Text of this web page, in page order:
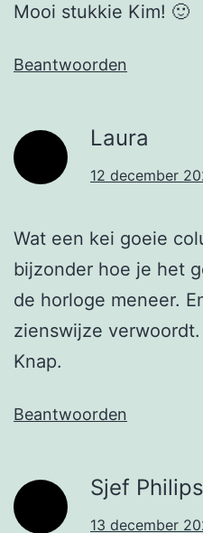
Mooi stukkie Kim! 🙂
Beantwoorden
Laura
12 december
Wat een kei goeie
bijzonder hoe je het
de horloge meneer.
zienswijze verwoordt.
Knap.
Beantwoorden
Sjef
13 december